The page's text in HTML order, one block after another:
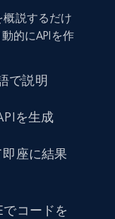
概説するだけ
的にAPIを作
で説明
を生成
座に結果
コードを